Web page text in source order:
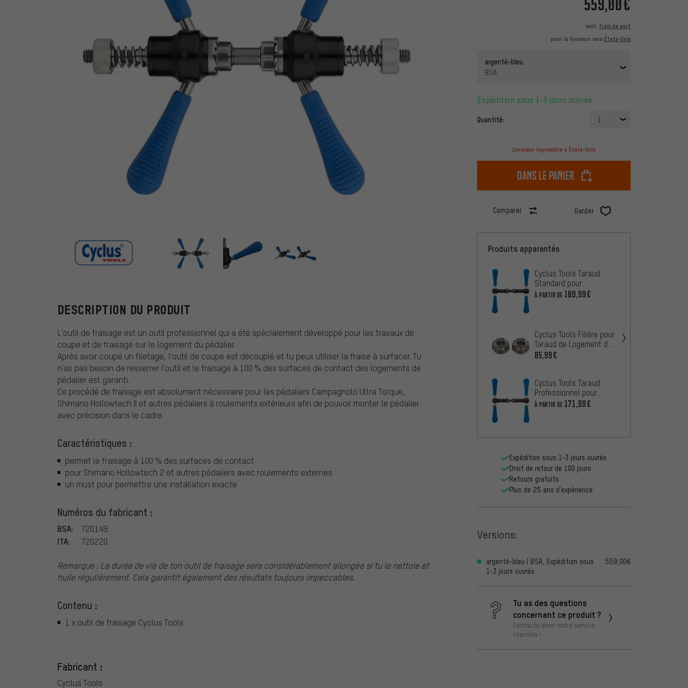
excl. frais de port
pour la livraison vers États-Unis
argenté-bleu
BSA
Expédition sous 1-3 jours ouvrés
Quantité: 1
Livraison impossible à États-Unis
dans le panier
Comparer Garder
Cyclus Tools
DESCRIPTION DU PRODUIT
L'outil de fraisage est un outil professionnel qui a été spécialement développé pour les travaux de
coupe et de fraisage sur le logement du pédalier.
Après avoir coupé un filetage, l'outil de coupe est découplé et tu peux utiliser la fraise à surfacer. Tu
n'as pas besoin de resserrer l'outil et le fraisage à 100 % des surfaces de contact des logements de
pédalier est garanti.
Ce procédé de fraisage est absolument nécessaire pour les pédaliers Campagnolo Ultra Torque,
Shimano Hollowtech II et autres pédaliers à roulements extérieurs afin de pouvoir monter le pédalier
avec précision dans le cadre.
Caractéristiques :
permet le fraisage à 100 % des surfaces de contact
pour Shimano Hollowtech 2 et autres pédaliers avec roulements externes
un must pour permettre une installation exacte
Numéros du fabricant :
BSA: 720149
ITA: 720220
Remarque : La durée de vie de ton outil de fraisage sera considérablement allongée si tu le nettoie et
huile régulièrement. Cela garantit également des résultats toujours impeccables.
Contenu :
1 x outil de fraisage Cyclus Tools
Fabricant :
Cyclus Tools
Produits apparentés
Cyclus Tools Taraud
Standard pour
Logement de Pédalier
À PARTIR DE 109,99€
Cyclus Tools Filière pour
Taraud de Logement de
Pédalier
85,99€
Cyclus Tools Taraud
Professionnel pour
Logement de Pédalier
À PARTIR DE 171,99€
Expédition sous 1-3 jours ouvrés
Droit de retour de 100 jours
Retours gratuits
Plus de 25 ans d'expérience
Versions:
argenté-bleu | BSA, Expédition sous
1-3 jours ouvrés
559,00€
Tu as des questions
concernant ce produit ?
Contacte donc notre service
clientèle !